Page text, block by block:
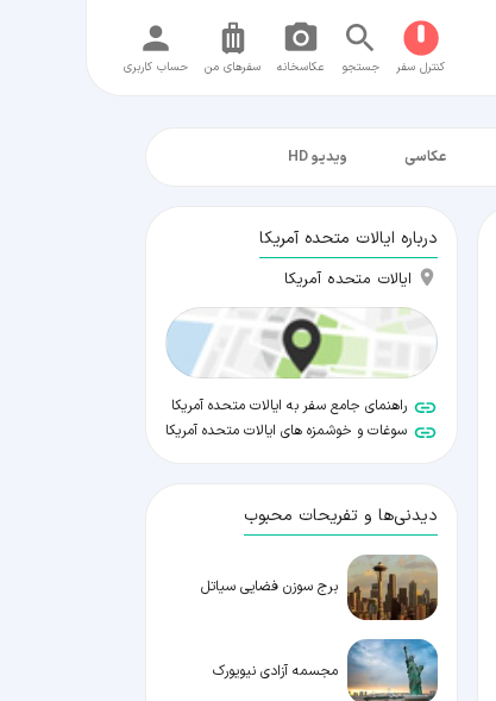
کنترل سفر جستجو عکاسخانه سفر‌های من حساب کاربری
عکاسی ویدیو HD
درباره ایالات متحده آمریکا
ایالات متحده آمریکا
راهنمای جامع سفر به ایالات متحده آمریکا
سوغات و خوشمزه های ایالات متحده آمریکا
دیدنی‌ها و تفریحات محبوب
برج سوزن فضایی سیاتل
مجسمه آزادی نیویورک